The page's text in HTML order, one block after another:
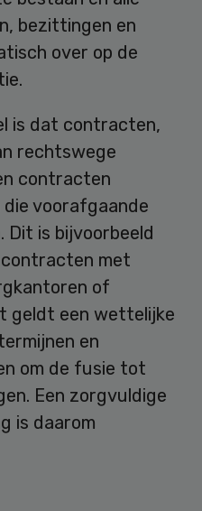
bezittingen en
over op de
is dat contracten,
rechtswege
contracten
voorafgaande
Dit is bijvoorbeeld
met
of
geldt een wettelijke
en
om de fusie tot
Een zorgvuldige
is daarom